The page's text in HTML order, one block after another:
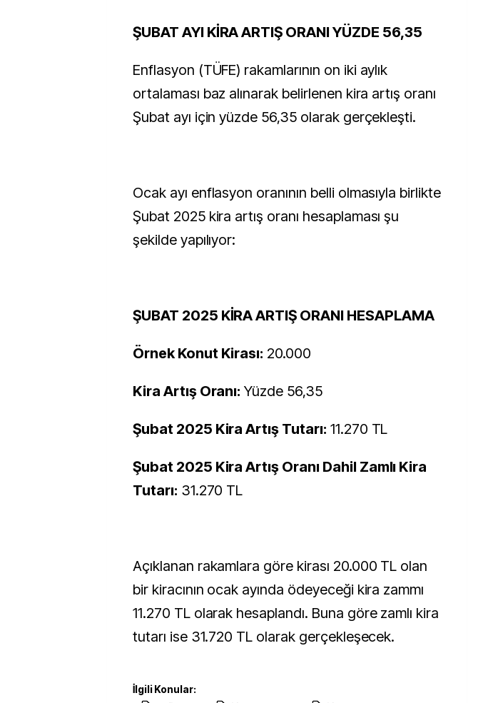
ŞUBAT AYI KİRA ARTIŞ ORANI YÜZDE 56,35
Enflasyon (TÜFE) rakamlarının on iki aylık
ortalaması baz alınarak belirlenen kira artış oranı
Şubat ayı için yüzde 56,35 olarak gerçekleşti.
Ocak ayı enflasyon oranının belli olmasıyla birlikte
Şubat 2025 kira artış oranı hesaplaması şu
şekilde yapılıyor:
ŞUBAT 2025 KİRA ARTIŞ ORANI HESAPLAMA
Örnek Konut Kirası: 20.000
Kira Artış Oranı: Yüzde 56,35
Şubat 2025 Kira Artış Tutarı: 11.270 TL
Şubat 2025 Kira Artış Oranı Dahil Zamlı Kira
Tutarı: 31.270 TL
Açıklanan rakamlara göre kirası 20.000 TL olan
bir kiracının ocak ayında ödeyeceği kira zammı
11.270 TL olarak hesaplandı. Buna göre zamlı kira
tutarı ise 31.720 TL olarak gerçekleşecek.
İlgili Konular: